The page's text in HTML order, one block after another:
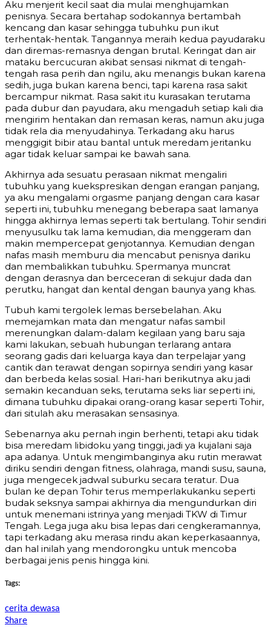
Aku menjerit kecil saat dia mulai menghujamkan
penisnya. Secara bertahap sodokannya bertambah
kencang dan kasar sehingga tubuhku pun ikut
terhentak-hentak. Tangannya meraih kedua payudaraku
dan diremas-remasnya dengan brutal. Keringat dan air
mataku bercucuran akibat sensasi nikmat di tengah-
tengah rasa perih dan ngilu, aku menangis bukan karena
sedih, juga bukan karena benci, tapi karena rasa sakit
bercampur nikmat. Rasa sakit itu kurasakan terutama
pada dubur dan payudara, aku mengaduh setiap kali dia
mengirim hentakan dan remasan keras, namun aku juga
tidak rela dia menyudahinya. Terkadang aku harus
menggigit bibir atau bantal untuk meredam jeritanku
agar tidak keluar sampai ke bawah sana.
Akhirnya ada sesuatu perasaan nikmat mengaliri
tubuhku yang kuekspresikan dengan erangan panjang,
ya aku mengalami orgasme panjang dengan cara kasar
seperti ini, tubuhku menegang beberapa saat lamanya
hingga akhirnya lemas seperti tak bertulang. Tohir sendiri
menyusulku tak lama kemudian, dia menggeram dan
makin mempercepat genjotannya. Kemudian dengan
nafas masih memburu dia mencabut penisnya dariku
dan membalikkan tubuhku. Spermanya muncrat
dengan derasnya dan berceceran di sekujur dada dan
perutku, hangat dan kental dengan baunya yang khas.
Tubuh kami tergolek lemas bersebelahan. Aku
memejamkan mata dan mengatur nafas sambil
merenungkan dalam-dalam kegilaan yang baru saja
kami lakukan, sebuah hubungan terlarang antara
seorang gadis dari keluarga kaya dan terpelajar yang
cantik dan terawat dengan sopirnya sendiri yang kasar
dan berbeda kelas sosial. Hari-hari berikutnya aku jadi
semakin kecanduan seks, terutama seks liar seperti ini,
dimana tubuhku dipakai orang-orang kasar seperti Tohir,
dari situlah aku merasakan sensasinya.
Sebenarnya aku pernah ingin berhenti, tetapi aku tidak
bisa meredam libidoku yang tinggi, jadi ya kujalani saja
apa adanya. Untuk mengimbanginya aku rutin merawat
diriku sendiri dengan fitness, olahraga, mandi susu, sauna,
juga mengecek jadwal suburku secara teratur. Dua
bulan ke depan Tohir terus memperlakukanku seperti
budak seksnya sampai akhirnya dia mengundurkan diri
untuk menemani istrinya yang menjadi TKW di Timur
Tengah. Lega juga aku bisa lepas dari cengkeramannya,
tapi terkadang aku merasa rindu akan keperkasaannya,
dan hal inilah yang mendorongku untuk mencoba
berbagai jenis penis hingga kini.
Tags:
cerita dewasa
Share